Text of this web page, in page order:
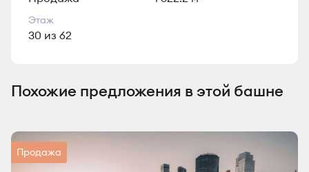
Этаж
30 из 62
Похожие предложения в этой башне
Продажа